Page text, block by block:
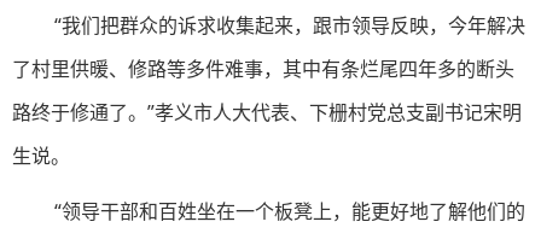
“我们把群众的诉求收集起来，跟市领导反映，今年解决
了村里供暖、修路等多件难事，其中有条烂尾四年多的断头
路终于修通了。”孝义市人大代表、下栅村党总支副书记宋明
生说。
“领导干部和百姓坐在一个板凳上，能更好地了解他们的